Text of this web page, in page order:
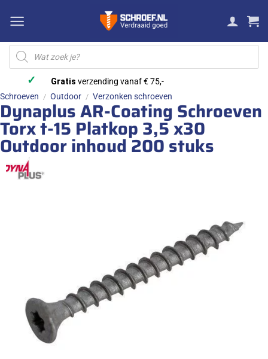
naar
inhoud
Producten
zoeken
✓ Gratis verzending vanaf € 75,-
Schroeven / Outdoor / Verzonken schroeven
Dynaplus AR-Coating Schroeven
Torx t-15 Platkop 3,5 x30
Outdoor inhoud 200 stuks